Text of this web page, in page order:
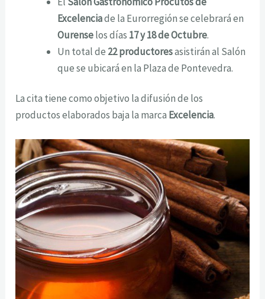
Excelenciade la Eurorregión se celebrará en
Ourenselos días 17 y 18 de Octubre.
Un total de 22 productoresasistirán al Salón
que se ubicará en la Plaza de Pontevedra.
La cita tiene como objetivo la difusión de los
productos elaborados baja la marca Excelencia.